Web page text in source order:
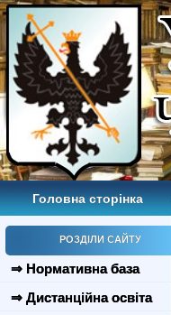
Головна сторінка
РОЗДІЛИ САЙТУ
⇒ Нормативна база
⇒ Дистанційна освіта